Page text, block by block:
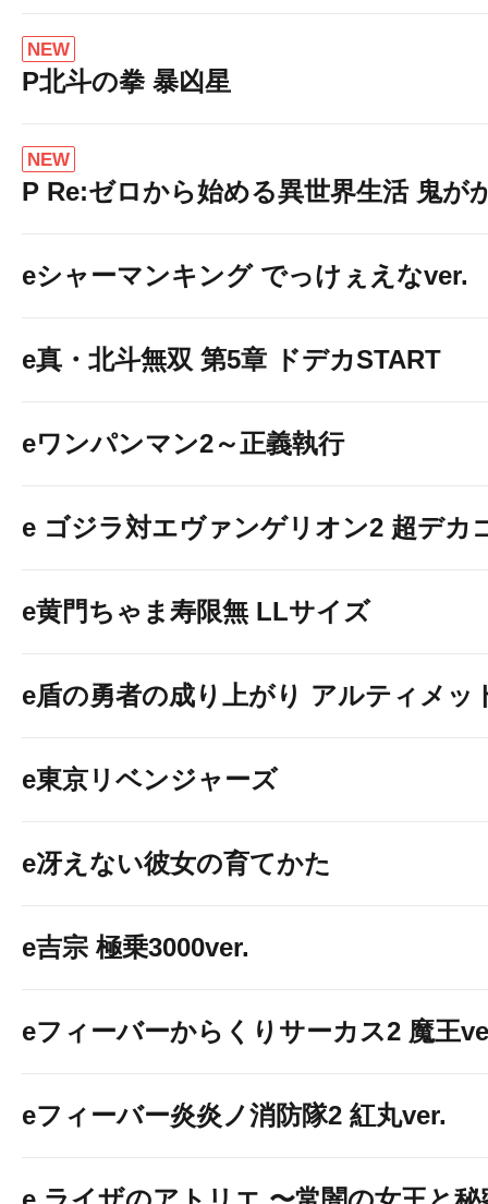
NEW
P北斗の拳 暴凶星
NEW
P Re:ゼロから始める異世界生活 鬼が
eシャーマンキング でっけぇえなver.
e真・北斗無双 第5章 ドデカSTART
eワンパンマン2～正義執行
e ゴジラ対エヴァンゲリオン2 超デカ
e黄門ちゃま寿限無 LLサイズ
e盾の勇者の成り上がり アルティメッ
e東京リベンジャーズ
e冴えない彼女の育てかた
e吉宗 極乗3000ver.
eフィーバーからくりサーカス2 魔王
eフィーバー炎炎ノ消防隊2 紅丸ver.